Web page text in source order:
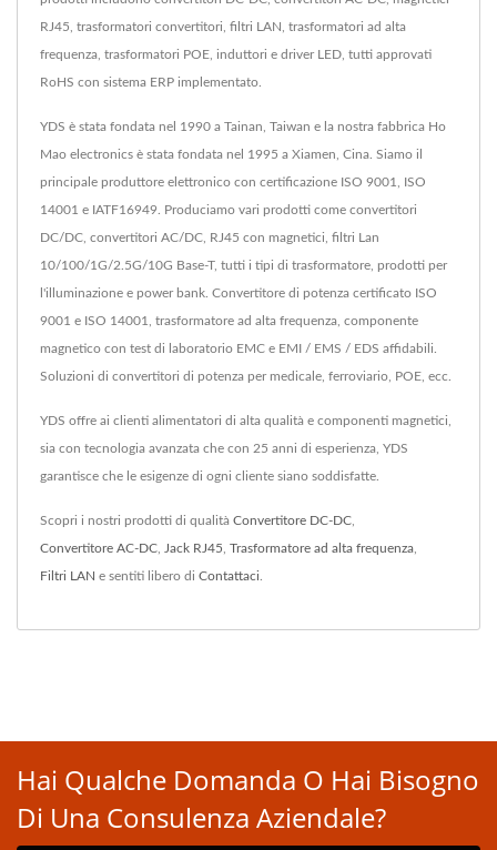
RJ45, trasformatori convertitori, filtri LAN, trasformatori ad alta
frequenza, trasformatori POE, induttori e driver LED, tutti approvati
RoHS con sistema ERP implementato.
YDS è stata fondata nel 1990 a Tainan, Taiwan e la nostra fabbrica Ho
Mao electronics è stata fondata nel 1995 a Xiamen, Cina. Siamo il
principale produttore elettronico con certificazione ISO 9001, ISO
14001 e IATF16949. Produciamo vari prodotti come convertitori
DC/DC, convertitori AC/DC, RJ45 con magnetici, filtri Lan
10/100/1G/2.5G/10G Base-T, tutti i tipi di trasformatore, prodotti per
l'illuminazione e power bank. Convertitore di potenza certificato ISO
9001 e ISO 14001, trasformatore ad alta frequenza, componente
magnetico con test di laboratorio EMC e EMI / EMS / EDS affidabili.
Soluzioni di convertitori di potenza per medicale, ferroviario, POE, ecc.
YDS offre ai clienti alimentatori di alta qualità e componenti magnetici,
sia con tecnologia avanzata che con 25 anni di esperienza, YDS
garantisce che le esigenze di ogni cliente siano soddisfatte.
Scopri i nostri prodotti di qualità Convertitore DC-DC
Convertitore AC-DC Jack RJ45 Trasformatore ad alta frequenza
Filtri LAN e sentiti libero di Contattaci
Hai Qualche Domanda O Hai Bisogno
Di Una Consulenza Aziendale?